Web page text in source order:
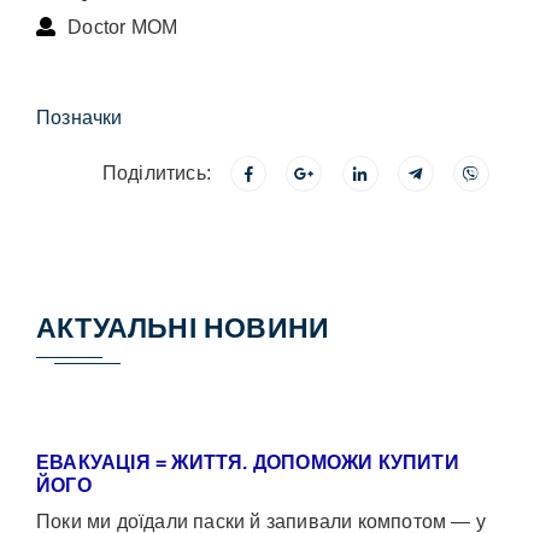
Doctor MOM
Позначки
Поділитись:
АКТУАЛЬНІ НОВИНИ
ЕВАКУАЦІЯ = ЖИТТЯ. ДОПОМОЖИ КУПИТИ
ЙОГО
Поки ми доїдали паски й запивали компотом — у